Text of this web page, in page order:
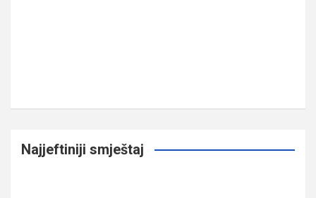
Najjeftiniji smještaj